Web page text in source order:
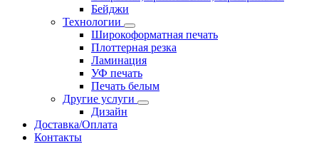
Бейджи
Технологии
Широкоформатная печать
Плоттерная резка
Ламинация
УФ печать
Печать белым
Другие услуги
Дизайн
Доставка/Оплата
Контакты